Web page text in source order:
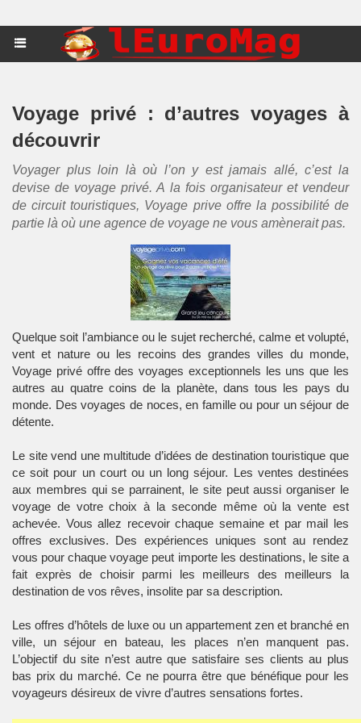
Voyage privé : d’autres voyages à
découvrir
Voyager plus loin là où l’on y est jamais allé, c’est la
devise de voyage privé. A la fois organisateur et vendeur
de circuit touristiques, Voyage prive offre la possibilité de
partie là où une agence de voyage ne vous amènerait pas.
Quelque soit l’ambiance ou le sujet recherché, calme et volupté,
vent et nature ou les recoins des grandes villes du monde,
Voyage privé offre des voyages exceptionnels les uns que les
autres au quatre coins de la planète, dans tous les pays du
monde. Des voyages de noces, en famille ou pour un séjour de
détente.
Le site vend une multitude d’idées de destination touristique que
ce soit pour un court ou un long séjour. Les ventes destinées
aux membres qui se parrainent, le site peut aussi organiser le
voyage de votre choix à la seconde même où la vente est
achevée. Vous allez recevoir chaque semaine et par mail les
offres exclusives. Des expériences uniques sont au rendez
vous pour chaque voyage peut importe les destinations, le site a
fait exprès de choisir parmi les meilleurs des meilleurs la
destination de vos rêves, insolite par sa description.
Les offres d’hôtels de luxe ou un appartement zen et branché en
ville, un séjour en bateau, les places n’en manquent pas.
L’objectif du site n’est autre que satisfaire ses clients au plus
bas prix du marché. Ce ne pourra être que bénéfique pour les
voyageurs désireux de vivre d’autres sensations fortes.